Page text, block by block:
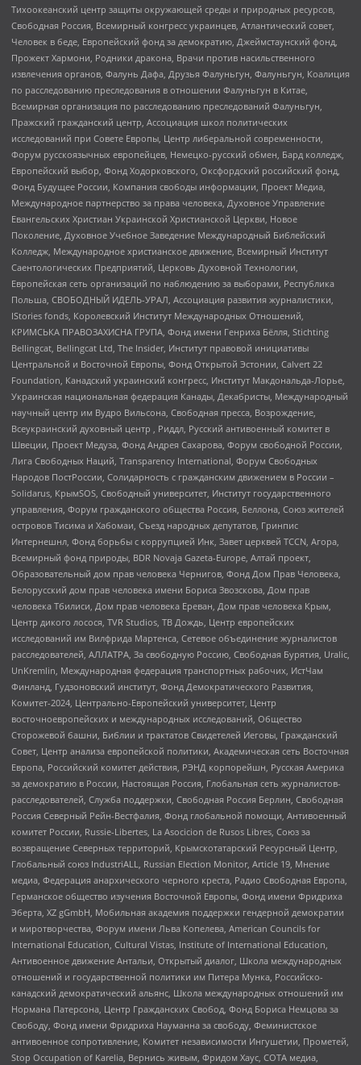
Тихоокеанский центр защиты окружающей среды и природных ресурсов,
Свободная Россия, Всемирный конгресс украинцев, Атлантический совет,
Человек в беде, Европейский фонд за демократию, Джеймстаунский фонд,
Прожект Хармони, Родники дракона, Врачи против насильственного
извлечения органов, Фалунь Дафа, Друзья Фалуньгун, Фалуньгун, Коалиция
по расследованию преследования в отношении Фалуньгун в Китае,
Всемирная организация по расследованию преследований Фалуньгун,
Пражский гражданский центр, Ассоциация школ политических
исследований при Совете Европы, Центр либеральной современности,
Форум русскоязычных европейцев, Немецко-русский обмен, Бард колледж,
Европейский выбор, Фонд Ходорковского, Оксфордский российский фонд,
Фонд Будущее России, Компания свободы информации, Проект Медиа,
Международное партнерство за права человека, Духовное Управление
Евангельских Христиан Украинской Христианской Церкви, Новое
Поколение, Духовное Учебное Заведение Международный Библейский
Колледж, Международное христианское движение, Всемирный Институт
Саентологических Предприятий, Церковь Духовной Технологии,
Европейская сеть организаций по наблюдению за выборами, Республика
Польша, СВОБОДНЫЙ ИДЕЛЬ-УРАЛ, Ассоциация развития журналистики,
IStories fonds, Королевский Институт Международных Отношений,
КРИМСЬКА ПРАВОЗАХИСНА ГРУПА, Фонд имени Генриха Бёлля, Stichting
Bellingcat, Bellingcat Ltd, The Insider, Институт правовой инициативы
Центральной и Восточной Европы, Фонд Открытой Эстонии, Calvert 22
Foundation, Канадский украинский конгресс, Институт Макдональда-Лорье,
Украинская национальная федерация Канады, Декабристы, Международный
научный центр им Вудро Вильсона, Свободная пресса, Возрождение,
Всеукраинский духовный центр , Риддл, Русский антивоенный комитет в
Швеции, Проект Медуза, Фонд Андрея Сахарова, Форум свободной России,
Лига Свободных Наций, Transparеncy International, Форум Свободных
Народов ПостРоссии, Солидарность с гражданским движением в России –
Solidarus, КрымSOS, Свободный университет, Институт государственного
управления, Форум гражданского общества Россия, Беллона, Союз жителей
островов Тисима и Хабомаи, Съезд народных депутатов, Гринпис
Интернешнл, Фонд борьбы с коррупцией Инк, Завет церквей TCCN, Агора,
Всемирный фонд природы, BDR Novaja Gazeta-Europe, Алтай проект,
Образовательный дом прав человека Чернигов, Фонд Дом Прав Человека,
Белорусский дом прав человека имени Бориса Звозскова, Дом прав
человека Тбилиси, Дом прав человека Ереван, Дом прав человека Крым,
Центр дикого лосося, TVR Studios, ТВ Дождь, Центр европейских
исследований им Вилфрида Мартенса, Сетевое объединение журналистов
расследователей, АЛЛАТРА, За свободную Россию, Свободная Бурятия, Uralic,
UnKremlin, Международная федерация транспортных рабочих, ИстЧам
Финланд, Гудзоновский институт, Фонд Демократического Развития,
Комитет-2024, Центрально-Европейский университет, Центр
восточноевропейских и международных исследований, Общество
Сторожевой башни, Библии и трактатов Свидетелей Иеговы, Гражданский
Совет, Центр анализа европейской политики, Академическая сеть Восточная
Европа, Российский комитет действия, РЭНД корпорейшн, Русская Америка
за демократию в России, Настоящая Россия, Глобальная сеть журналистов-
расследователей, Служба поддержки, Свободная Россия Берлин, Свободная
Россия Северный Рейн-Вестфалия, Фонд глобальной помощи, Антивоенный
комитет России, Russie-Libertes, La Asocicion de Rusos Libres, Союз за
возвращение Северных территорий, Крымскотатарский Ресурсный Центр,
Глобальный союз IndustriALL, Russian Election Monitor, Article 19, Мнение
медиа, Федерация анархического черного креста, Радио Свободная Европа,
Германское общество изучения Восточной Европы, Фонд имени Фридриха
Эберта, XZ gGmbH, Мобильная академия поддержки гендерной демократии
и миротворчества, Форум имени Льва Копелева, American Councils for
International Education, Cultural Vistas, Institute of International Education,
Антивоенное движение Антальи, Открытый диалог, Школа международных
отношений и государственной политики им Питера Мунка, Российско-
канадский демократический альянс, Школа международных отношений им
Нормана Патерсона, Центр Гражданских Свобод, Фонд Бориса Немцова за
Свободу, Фонд имени Фридриха Науманна за свободу, Феминистское
антивоенное сопротивление, Комитет независимости Ингушетии, Прометей,
Stop Occupation of Karelia, Вернись живым, Фридом Хаус, СОТА медиа,